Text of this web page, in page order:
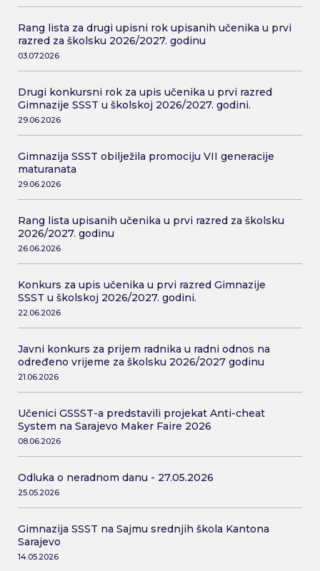
Rang lista za drugi upisni rok upisanih učenika u prvi
razred za školsku 2026/2027. godinu
03.07.2026
Drugi konkursni rok za upis učenika u prvi razred
Gimnazije SSST u školskoj 2026/2027. godini.
29.06.2026
Gimnazija SSST obilježila promociju VII generacije
maturanata
29.06.2026
Rang lista upisanih učenika u prvi razred za školsku
2026/2027. godinu
26.06.2026
Konkurs za upis učenika u prvi razred Gimnazije
SSST u školskoj 2026/2027. godini.
22.06.2026
Javni konkurs za prijem radnika u radni odnos na
određeno vrijeme za školsku 2026/2027 godinu
21.06.2026
Učenici GSSST-a predstavili projekat Anti-cheat
System na Sarajevo Maker Faire 2026
08.06.2026
Odluka o neradnom danu - 27.05.2026
25.05.2026
Gimnazija SSST na Sajmu srednjih škola Kantona
Sarajevo
14.05.2026